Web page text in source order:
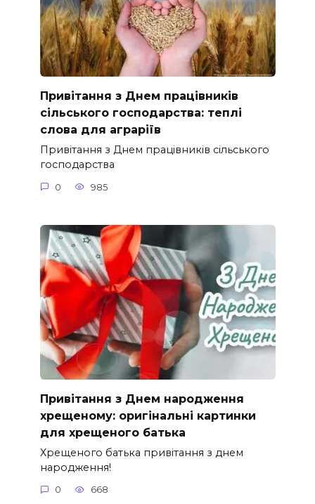
Привітання з Днем працівників
сільського господарства: теплі
слова для аграріїв
Привітання з Днем працівників сільського
господарства
0 985
Привітання з Днем народження
хрещеному: оригінальні картинки
для хрещеного батька
Хрещеного батька привітання з днем
народження!
0 668